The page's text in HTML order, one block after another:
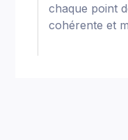
chaque point
cohérente et